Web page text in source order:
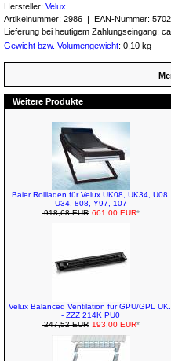
Hersteller: Velux
Artikelnummer: 2986 | EAN-Nummer:
Lieferung bei heutigem Zahlungseingang:
Gewicht bzw. Volumengewicht: 0,10 kg
Weitere Produkte
Baier Rollladen für Velux UK08, UK34, U08,
U34, 808, Y97, 107
918,68 EUR 661,00 EUR*
Velux Balanced Ventilation für GPU/GPL UK..
- ZZZ 214K PU0
247,52 EUR 193,00 EUR*